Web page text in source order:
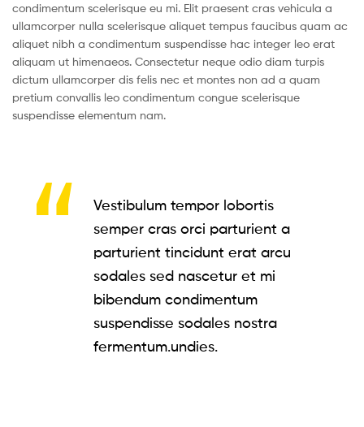
condimentum scelerisque eu mi. Elit praesent cras vehicula a
ullamcorper nulla scelerisque aliquet tempus faucibus quam ac
aliquet nibh a condimentum suspendisse hac integer leo erat
aliquam ut himenaeos. Consectetur neque odio diam turpis
dictum ullamcorper dis felis nec et montes non ad a quam
pretium convallis leo condimentum congue scelerisque
suspendisse elementum nam.
Vestibulum tempor lobortis
semper cras orci parturient a
parturient tincidunt erat arcu
sodales sed nascetur et mi
bibendum condimentum
suspendisse sodales nostra
fermentum.undies.